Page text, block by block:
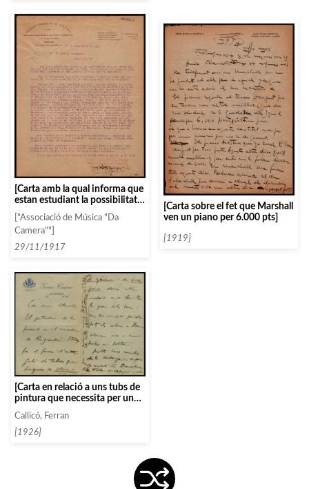
[Carta amb la qual informa que
estan estudiant la possibilitat
de fer una tournée Lahowska-
Falla, per substituïr la de Vallin-
Parody, que ha hagut de ser
aplaçada]
["Associació de Música "Da
Camera""]
29/11/1917
[Carta sobre el fet que Marshall
ven un piano per 6.000 pts]
[1919]
[Carta en relació a uns tubs de
pintura que necessita per un
quadre amb la imatge d’uns
bous]
Callicó, Ferran
[1926]